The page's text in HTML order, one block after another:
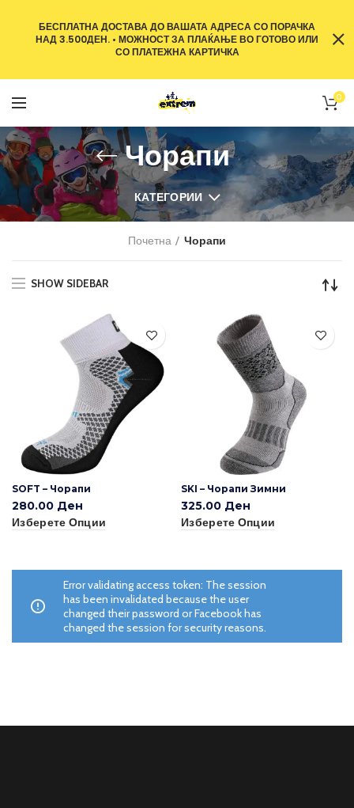
0
Чорапи
КАТЕГОРИИ
Почетна Чорапи
SHOW SIDEBAR
SOFT – Чорапи
280.00 Ден
Изберете Опции
SKI – Чорапи Зимни
325.00 Ден
Изберете Опции
Error validating access token: The session
has been invalidated because the user
changed their password or Facebook has
changed the session for security reasons.
БЕСПЛАТНА ДОСТАВА ДО ВАШАТА АДРЕСА СО ПОРАЧКА
НАД 3.500ДЕН. • МОЖНОСТ ЗА ПЛАЌАЊЕ ВО ГОТОВО ИЛИ
СО ПЛАТЕЖНА КАРТИЧКА